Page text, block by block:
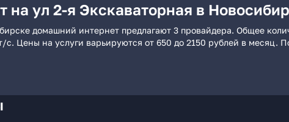
на ул 2-я Экскаваторная в
домашний интернет предлагают 3 провайдера. Общее
Цены на услуги варьируются от 650 до 2150 рублей в месяц.